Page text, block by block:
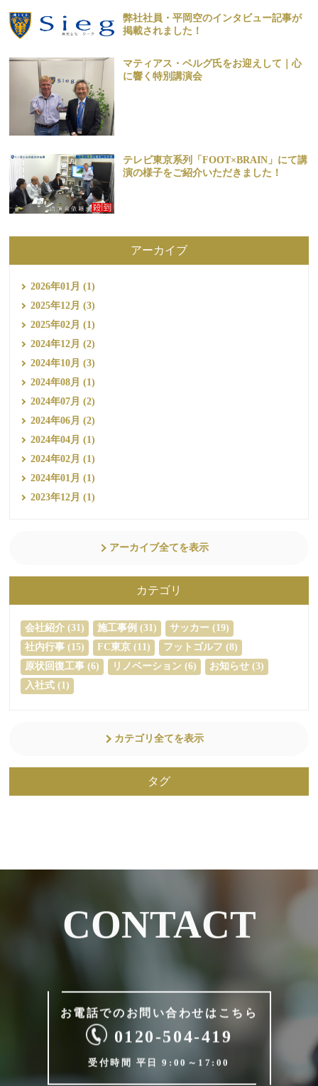
弊社社員・平岡空のインタビュー記事が
掲載されました！
マティアス・ベルグ氏をお迎えして｜心
に響く特別講演会
テレビ東京系列「FOOT×BRAIN」にて講
演の様子をご紹介いただきました！
アーカイブ
2026年01月 (1)
2025年12月 (3)
2025年02月 (1)
2024年12月 (2)
2024年10月 (3)
2024年08月 (1)
2024年07月 (2)
2024年06月 (2)
2024年04月 (1)
2024年02月 (1)
2024年01月 (1)
2023年12月 (1)
アーカイブ全てを表示
カテゴリ
会社紹介 (31) 施工事例 (31)
サッカー (19)
社内行事 (15)
FC東京 (11)
フットゴルフ (8)
原状回復工事 (6)
リノベーション (6)
お知らせ (3)
入社式 (1)
カテゴリ全てを表示
タグ
CONTACT
お電話でのお問い合わせは こちら
0120-504-419
受付時間 平日 9:00～17:00